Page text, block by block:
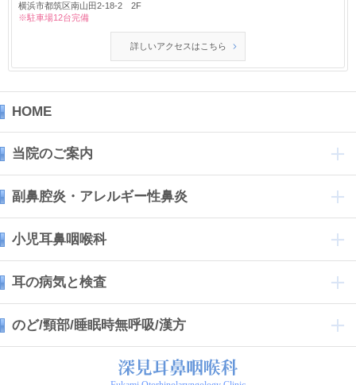
横浜市都筑区南山田2-18-2 2F
※駐車場12台完備
詳しいアクセスはこちら
HOME
当院のご案内
副鼻腔炎・アレルギー性鼻炎
小児耳鼻咽喉科
耳の病気と検査
のど/頸部/睡眠時無呼吸/漢方